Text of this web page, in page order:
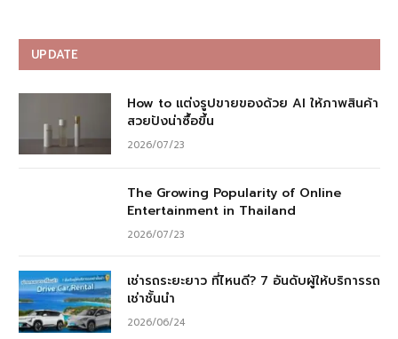
UPDATE
How to แต่งรูปขายของด้วย AI ให้ภาพสินค้า
สวยปังน่าซื้อขึ้น
2026/07/23
The Growing Popularity of Online
Entertainment in Thailand
2026/07/23
เช่ารถระยะยาว ที่ไหนดี? 7 อันดับผู้ให้บริการรถ
เช่าชั้นนำ
2026/06/24